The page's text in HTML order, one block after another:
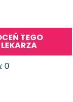
TEGO
LEKARZA
0